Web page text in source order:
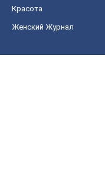
Красота
Женский Журнал